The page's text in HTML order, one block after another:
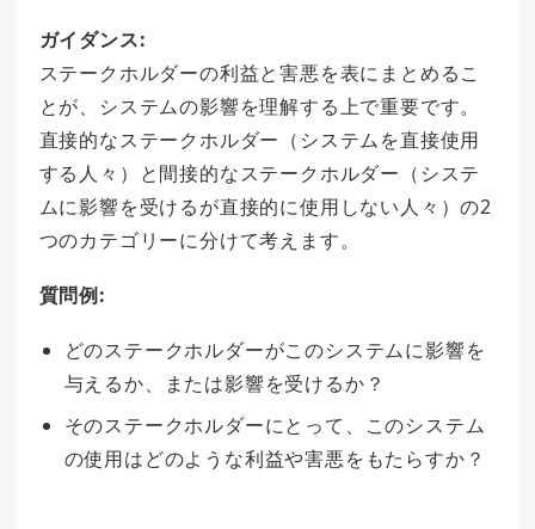
ガイダンス:
ステークホルダーの利益と害悪を表にまとめるこ
とが、システムの影響を理解する上で重要です。
直接的なステークホルダー（システムを直接使用
する人々）と間接的なステークホルダー（システ
ムに影響を受けるが直接的に使用しない人々）の2
つのカテゴリーに分けて考えます。
質問例:
どのステークホルダーがこのシステムに影響を
与えるか、または影響を受けるか？
そのステークホルダーにとって、このシステム
の使用はどのような利益や害悪をもたらすか？